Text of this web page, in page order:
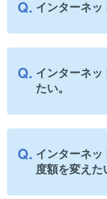
インターネッ
インターネッ
たい。
インターネッ
度額を変えた